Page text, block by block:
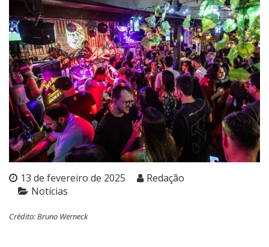
13 de fevereiro de 2025
Redação
Notícias
Crédito: Bruno Werneck